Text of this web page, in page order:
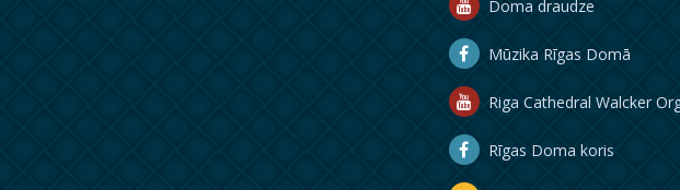
Doma draudze
Mūzika Rīgas Domā
Riga Cathedral Walcker
Rīgas Doma koris